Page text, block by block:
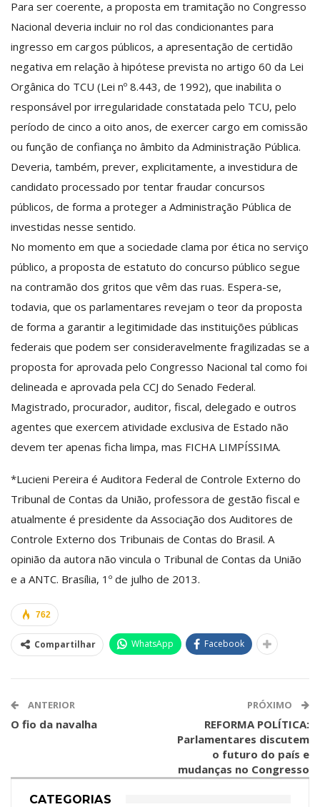
Para ser coerente, a proposta em tramitação no Congresso
Nacional deveria incluir no rol das condicionantes para
ingresso em cargos públicos, a apresentação de certidão
negativa em relação à hipótese prevista no artigo 60 da Lei
Orgânica do TCU (Lei nº 8.443, de 1992), que inabilita o
responsável por irregularidade constatada pelo TCU, pelo
período de cinco a oito anos, de exercer cargo em comissão
ou função de confiança no âmbito da Administração Pública.
Deveria, também, prever, explicitamente, a investidura de
candidato processado por tentar fraudar concursos
públicos, de forma a proteger a Administração Pública de
investidas nesse sentido.
No momento em que a sociedade clama por ética no serviço
público, a proposta de estatuto do concurso público segue
na contramão dos gritos que vêm das ruas. Espera-se,
todavia, que os parlamentares revejam o teor da proposta
de forma a garantir a legitimidade das instituições públicas
federais que podem ser consideravelmente fragilizadas se a
proposta for aprovada pelo Congresso Nacional tal como foi
delineada e aprovada pela CCJ do Senado Federal.
Magistrado, procurador, auditor, fiscal, delegado e outros
agentes que exercem atividade exclusiva de Estado não
devem ter apenas ficha limpa, mas FICHA LIMPÍSSIMA.
*Lucieni Pereira é Auditora Federal de Controle Externo do
Tribunal de Contas da União, professora de gestão fiscal e
atualmente é presidente da Associação dos Auditores de
Controle Externo dos Tribunais de Contas do Brasil. A
opinião da autora não vincula o Tribunal de Contas da União
e a ANTC. Brasília, 1º de julho de 2013.
762
Compartilhar WhatsApp Facebook
ANTERIOR
O fio da navalha
PRÓXIMO
REFORMA POLÍTICA:
Parlamentares discutem
o futuro do país e
mudanças no Congresso
CATEGORIAS